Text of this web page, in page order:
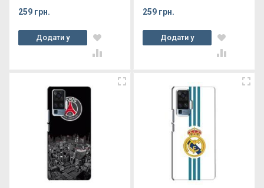
259 грн.
Додати у
кошик
259 грн.
Додати у
кошик